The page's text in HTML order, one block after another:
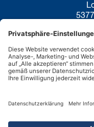
Cookie-